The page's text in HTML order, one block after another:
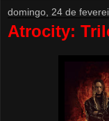
domingo, 24 de
Atrocity: